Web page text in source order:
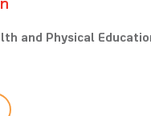
and Physical